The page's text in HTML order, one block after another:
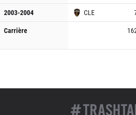
2003-2004 CLE
Carrière